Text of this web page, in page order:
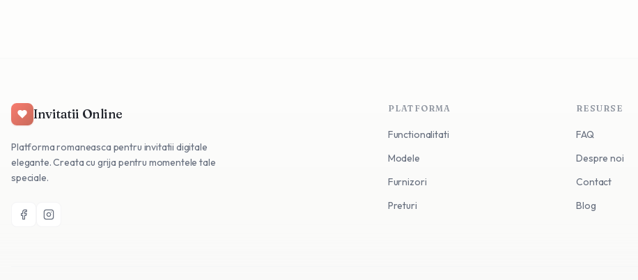
Invitatii Online
Platforma romaneasca pentru invitatii digitale
elegante. Creata cu grija pentru momentele tale
speciale.
PLATFORMA
Functionalitati
Modele
Furnizori
Preturi
RESURSE
FAQ
Despre noi
Contact
Blog